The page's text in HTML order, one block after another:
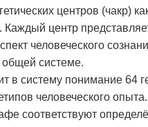
центров (чакр)
центр
человеческого
системе.
в систему понимание 64
человеческого
соответствуют